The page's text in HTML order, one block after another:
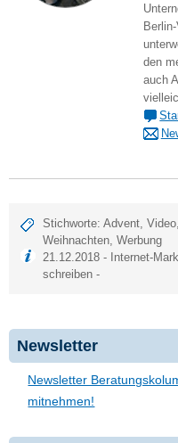
den
auch
Stichworte:Advent ,Video
Weihnachten ,Werbung
21.12.2018 - Internet-
schreiben -
Newsletter
Newsletter
mitnehmen!